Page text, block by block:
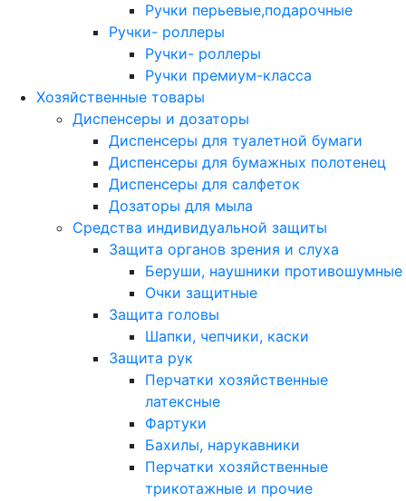
Ручки перьевые,подарочные
Ручки- роллеры
Ручки- роллеры
Ручки премиум-класса
Хозяйственные товары
Диспенсеры и дозаторы
Диспенсеры для туалетной бумаги
Диспенсеры для бумажных полотенец
Диспенсеры для салфеток
Дозаторы для мыла
Средства индивидуальной защиты
Защита органов зрения и слуха
Беруши, наушники противошумные
Очки защитные
Защита головы
Шапки, чепчики, каски
Защита рук
Перчатки хозяйственные
латексные
Фартуки
Бахилы, нарукавники
Перчатки хозяйственные
трикотажные и прочие